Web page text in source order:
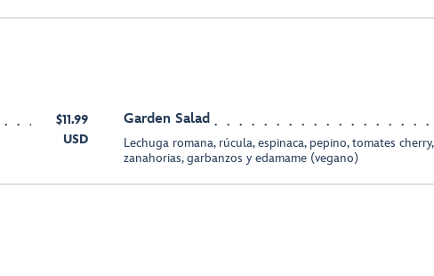
$11.99
USD
Garden Salad
Lechuga romana, rúcula, espinaca, pepino, tomates cherry,
zanahorias, garbanzos y edamame (vegano)